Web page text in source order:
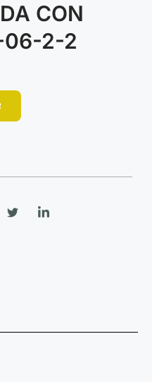
CON
06-2-2